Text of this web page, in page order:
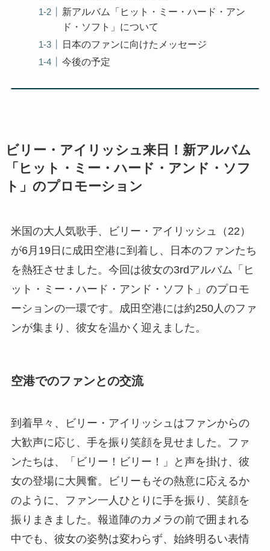
新アルバム「ヒット・ミー・ハード・アン
ド・ソフト」について
日本のファンに向けたメッセージ
今後の予定
ビリー・アイリッシュ来日！新アルバム
「ヒット・ミー・ハード・アンド・ソフ
ト」のプロモーション
米国の大人気歌手、ビリー・アイリッシュ（22）
が6月19日に成田空港に到着し、日本のファンたち
を熱狂させました。今回は彼女の3rdアルバム「ヒ
ット・ミー・ハード・アンド・ソフト」のプロモ
ーションの一環です。成田空港には約250人のファ
ンが集まり、彼女を温かく迎えました。
空港でのファンとの交流
到着早々、ビリー・アイリッシュはファンからの
大歓声に応じ、手を振り笑顔を見せました。ファ
ンたちは、「ビリー！ビリー！」と声を掛け、彼
女の登場に大興奮。ビリーもその熱意に応えるか
のように、ファン一人ひとりに手を振り、笑顔を
振りまきました。報道陣のカメラの前で囲まれる
中でも、彼女の姿勢は変わらず、始終明るい表情